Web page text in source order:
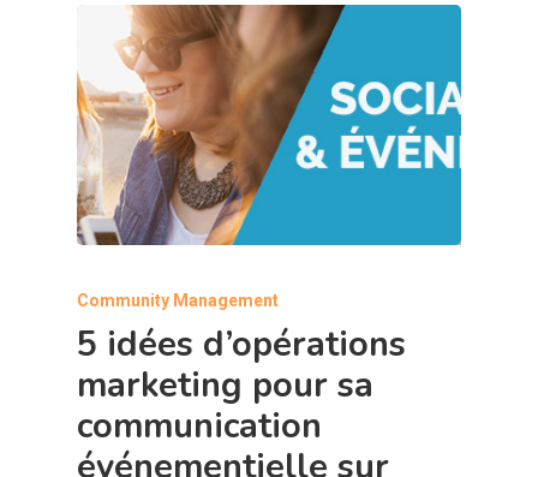
Community Management
5 idées d’opérations
marketing pour sa
communication
événementielle sur